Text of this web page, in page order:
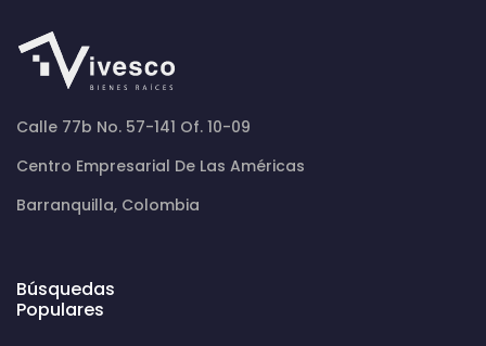
Calle 77b No. 57-141 Of. 10-09
Centro Empresarial De Las Américas
Barranquilla, Colombia
Búsquedas
Populares